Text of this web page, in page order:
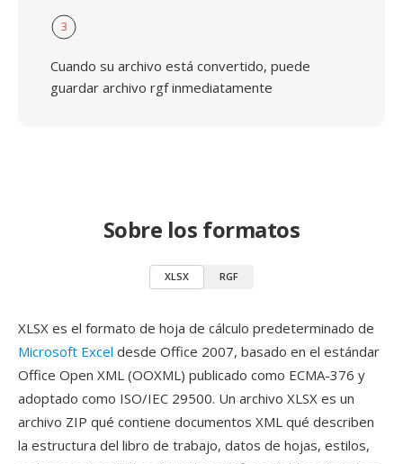
3
Cuando su archivo está convertido, puede
guardar archivo rgf inmediatamente
Sobre los formatos
XLSX RGF
XLSX es el formato de hoja de cálculo predeterminado de
Microsoft Excel desde Office 2007, basado en el estándar
Office Open XML (OOXML) publicado como ECMA-376 y
adoptado como ISO/IEC 29500. Un archivo XLSX es un
archivo ZIP qué contiene documentos XML qué describen
la estructura del libro de trabajo, datos de hojas, estilos,